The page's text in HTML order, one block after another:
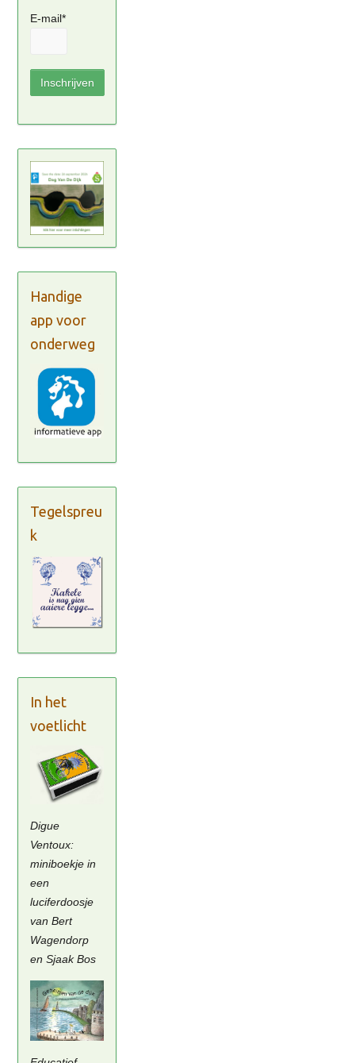
E-mail*
Handige
app voor
onderweg
Tegelspreu
k
In het
voetlicht
Digue
Ventoux:
miniboekje in
een
luciferdoosje
van Bert
Wagendorp
en Sjaak Bos